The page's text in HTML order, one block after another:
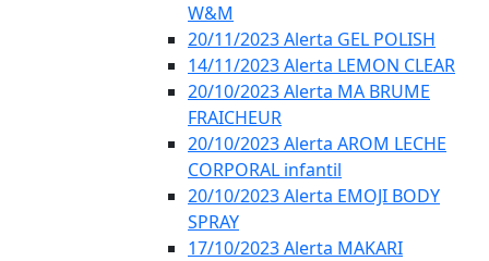
W&M
20/11/2023 Alerta GEL POLISH
14/11/2023 Alerta LEMON CLEAR
20/10/2023 Alerta MA BRUME
FRAICHEUR
20/10/2023 Alerta AROM LECHE
CORPORAL infantil
20/10/2023 Alerta EMOJI BODY
SPRAY
17/10/2023 Alerta MAKARI